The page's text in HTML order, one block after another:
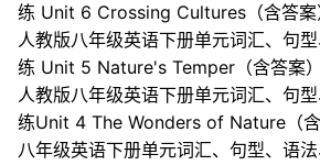
练 Unit 6 Crossing Cultures（含答案
人教版八年级英语下册单元词汇、句
练 Unit 5 Nature's Temper（含答案）
人教版八年级英语下册单元词汇、句
练Unit 4 The Wonders of Nature（含
八年级英语下册单元词汇、句型、语